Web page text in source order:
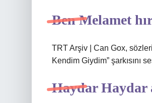
Ben Melamet
TRT Arşiv | Can Gox,
Kendim Giydim” şarkısını
Haydar Haydar